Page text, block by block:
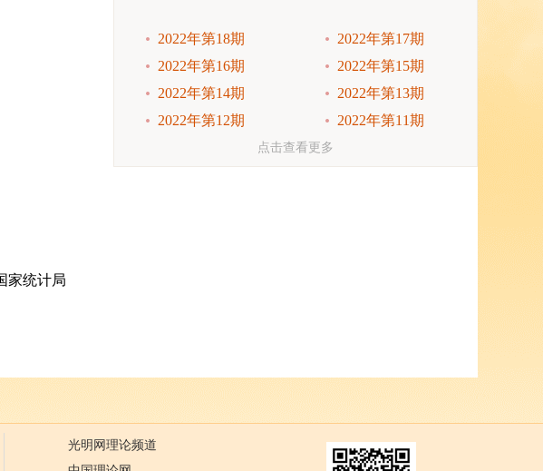
家统计局
2022年第18期
2022年第17期
2022年第16期
2022年第15期
2022年第14期
2022年第13期
2022年第12期
2022年第11期
点击查看更多
光明网理论频道